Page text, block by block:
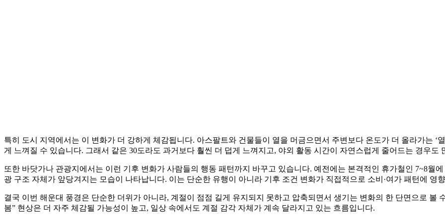
특히 도시 지역에서는 이 변화가 더 강하게 체감됩니다. 아스팔트와 건물들이 열을 머금으면서 주변보다 온도가 더 올라가는 ‘
게 느껴질 수 있습니다. 그래서 같은 30도라도 과거보다 훨씬 더 덥게 느껴지고, 야외 활동 시간이 자연스럽게 줄어드는 경우도
또한 바닷가나 관광지에서는 이런 기후 변화가 사람들의 행동 패턴까지 바꾸고 있습니다. 예전에는 본격적인 휴가철인 7~8월
광 구조 자체가 앞당겨지는 모습이 나타납니다. 이는 단순한 유행이 아니라 기후 조건 변화가 직접적으로 소비·여가 패턴에 영
결국 이번 해운대 풍경은 단순한 더위가 아니라, 계절이 점점 길게 유지되지 못하고 압축되면서 생기는 변화의 한 단면으로 볼
봄” 현상은 더 자주 체감될 가능성이 높고, 일상 속에서도 계절 감각 자체가 계속 달라지고 있는 흐름입니다.